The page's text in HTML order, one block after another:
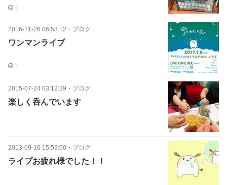
1
2016-11-26 06:53:12 ・ ブログ
ワンマンライブ
1
2015-07-24 03:12:29 ・ ブログ
楽しく呑んでいます
2013-09-16 15:59:00 ・ ブログ
ライブお疲れ様でした！！